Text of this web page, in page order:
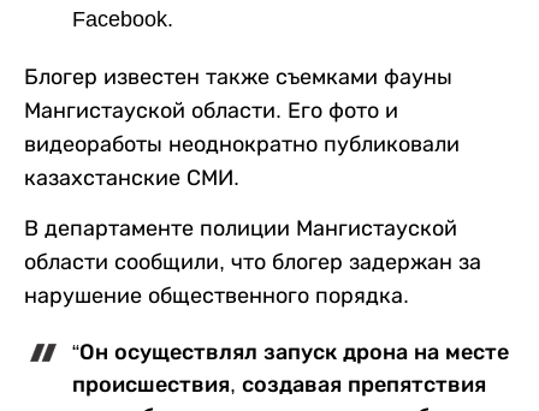
Facebook.
Блогер известен также съемками фауны
Мангистауской области. Его фото и
видеоработы неоднократно публиковали
казахстанские СМИ.
В департаменте полиции Мангистауской
области сообщили, что блогер задержан за
нарушение общественного порядка.
“Он осуществлял запуск дрона на месте
происшествия, создавая препятствия